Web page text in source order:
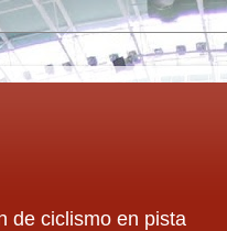
de ciclismo en pista